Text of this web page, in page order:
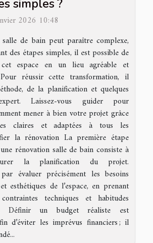
simples ?
2026 10:48
de bain peut paraître complexe,
des étapes simples, il est possible de
espace en un lieu agréable et
réussir cette transformation, il
de la planification et quelques
Laissez-vous guider pour
mener à bien votre projet grâce
claires et adaptées à tous les
la rénovation La première étape
rénovation salle de bain consiste à
la planification du projet.
évaluer précisément les besoins
esthétiques de l’espace, en prenant
techniques et habitudes
Définir un budget réaliste est
d’éviter les imprévus financiers ; il